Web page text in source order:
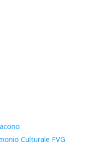
Culturale FVG